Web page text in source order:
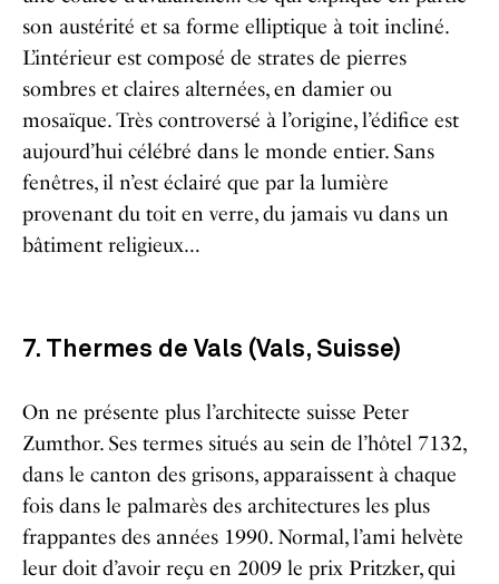
son austérité et sa forme elliptique à toit incliné.
L’intérieur est composé de strates de pierres
sombres et claires alternées, en damier ou
mosaïque. Très controversé à l’origine, l’édifice est
aujourd’hui célébré dans le monde entier. Sans
fenêtres, il n’est éclairé que par la lumière
provenant du toit en verre, du jamais vu dans un
bâtiment religieux…
7. Thermes de Vals (Vals, Suisse)
On ne présente plus l’architecte suisse Peter
Zumthor. Ses termes situés au sein de l’hôtel 7132,
dans le canton des grisons, apparaissent à chaque
fois dans le palmarès des architectures les plus
frappantes des années 1990. Normal, l’ami helvète
leur doit d’avoir reçu en 2009 le prix Pritzker, qui